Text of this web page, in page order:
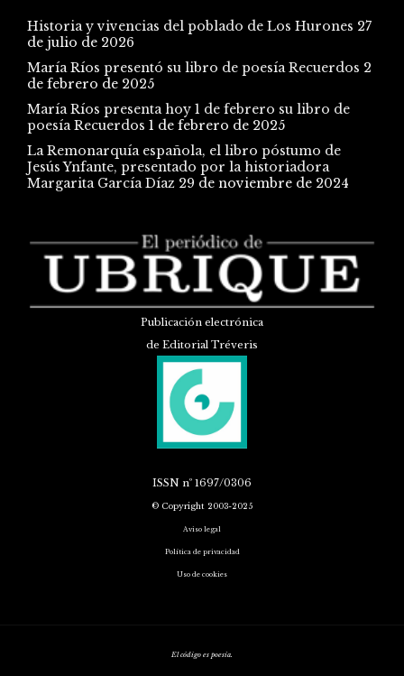
Historia y vivencias del poblado de Los Hurones 27
de julio de 2026
María Ríos presentó su libro de poesía Recuerdos 2
de febrero de 2025
María Ríos presenta hoy 1 de febrero su libro de
poesía Recuerdos 1 de febrero de 2025
La Remonarquía española, el libro póstumo de
Jesús Ynfante, presentado por la historiadora
Margarita García Díaz 29 de noviembre de 2024
Publicación electrónica
de Editorial Tréveris
ISSN nº 1697/0306
© Copyright 2003-2025
Aviso legal
Política de privacidad
Uso de cookies
El código es poesía.